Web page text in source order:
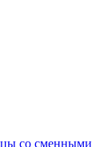
со сменными